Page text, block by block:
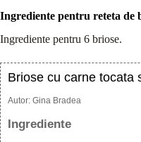
Ingrediente pentru reteta de
Ingrediente pentru 6 briose.
Briose cu carne tocata
Autor: Gina Bradea
Ingrediente